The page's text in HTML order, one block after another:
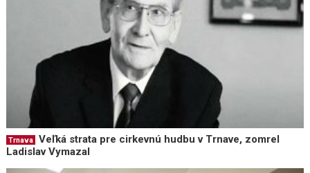
Trnava
Veľká strata pre cirkevnú hudbu v Trnave, zomrel
Ladislav Vymazal